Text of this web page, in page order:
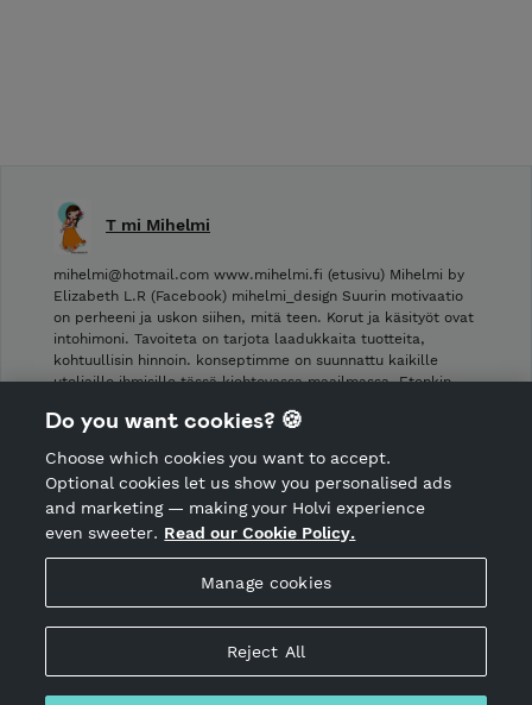
Hosted by Holvi
Holvi Payment Services Ltd is regulated by the Financial
© 2026 Holvi Payment Services Ltd.
T mi Mihelmi
mihelmi@hotmail.com www.mihelmi.fi (etusivu) Mihelmi by
Elizabeth L.R (Facebook) mihelmi_design Suurin motivaatio
on perheeni ja uskon siihen, mitä teen. Korut ja käsityöt ovat
intohimoni. Tavoiteta on tarjota laadukkaita tuotteita,
kohtuullisin hinnoin. konseptimme on suunnattu kaikille
uteliaille ihmisille tässä kiehtovassa maailmassa. Etenkin …
Shop Terms and Conditions
CANCEL ORDER
Do you want cookies? 🍪
Choose which cookies you want to accept.
Optional cookies let us show you personalised ads
and marketing — making your Holvi experience
even sweeter. Read our Cookie Policy.
Manage cookies
Reject All